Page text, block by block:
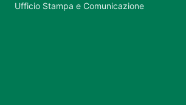
Ufficio Stampa e Comunicazione